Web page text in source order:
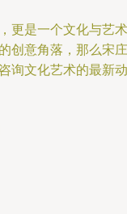
更是一个文化与艺术
创意角落，那么宋庄
询文化艺术的最新动